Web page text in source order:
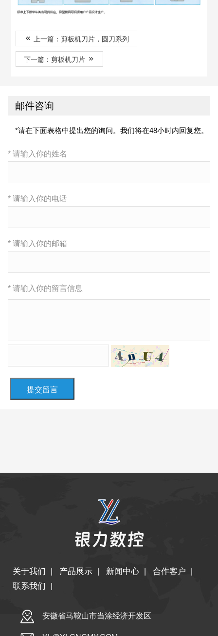
上一篇：剪板机刀片，圆刀系列
下一篇：剪板机刀片
邮件咨询
*请在下面表格中提出您的询问。我们将在48小时内回复您。
* 请输入你的姓名
* 请输入你的电话
* 请输入你的邮箱
* 请输入你的留言信息
提交留言
关于我们 产品展示 新闻中心 合作客户
联系我们
安徽省马鞍山市当涂经济开发区